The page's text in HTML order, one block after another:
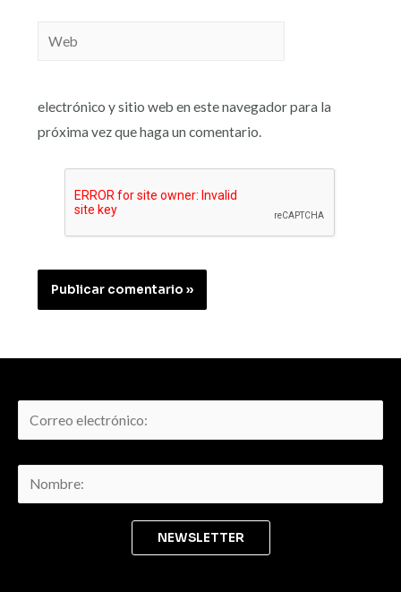
electrónico y sitio web en este navegador para la
próxima vez que haga un comentario.